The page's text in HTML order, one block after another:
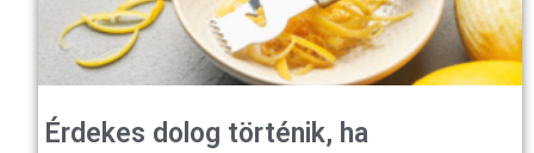
Érdekes dolog történik, ha